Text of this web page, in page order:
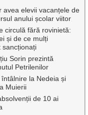
avea elevii vacanțele de
anului școlar viitor
circulă fără rovinietă:
și de ce mulți
sancționați
Sorin prezintă
Petrilenilor
la Nedeia și
Muierii
de 10 ai